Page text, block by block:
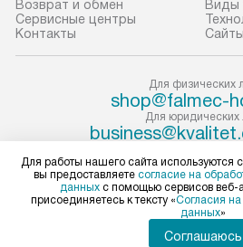
Возврат и обмен
Сервисные центры
Контакты
Виды
Для физических
shop@falmec-
Для юридических
ПОЖАЛОВАТЬСЯ
Политика
Условия
Для работы нашего сайта используются
вы предоставляете согласие на
данных с помощью сервисов веб-
присоединяетесь к тексту «Согласия
данных»
Соглашаюсь